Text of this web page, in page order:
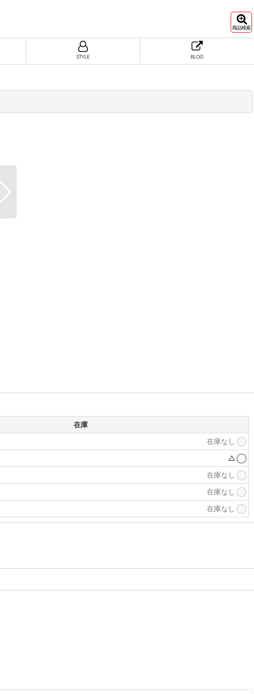
商品検索
STYLE BLOG
在庫
在庫なし
△
在庫なし
在庫なし
在庫なし